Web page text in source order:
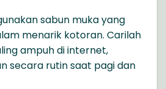
sabun muka yang
menarik kotoran. Carilah
ampuh di internet,
secara rutin saat pagi dan